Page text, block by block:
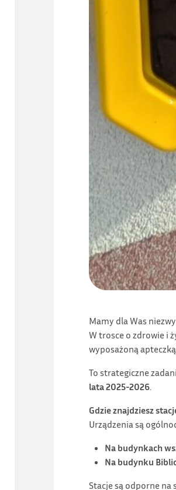
Mamy dla Was
W trosce o zdrowie i
wyposażoną
To strategiczne
lata 2025-2026.
Gdzie znajdziesz
Urządzenia są
Na budynkach
Na budynku
Stacje są odporne